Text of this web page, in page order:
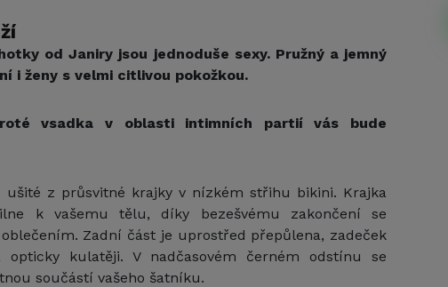
od Janiry jsou jednoduše sexy. Pružný a jemný
i ženy s velmi citlivou pokožkou.
vsadka v oblasti intimních partií vás bude
ušité z průsvitné krajky v nízkém střihu bikini. Krajka
k vašemu tělu, díky bezešvému zakončení se
Zadní část je uprostřed přepůlena, zadeček
opticky kulatěji. V nadčasovém černém odstínu se
součástí vašeho šatníku.